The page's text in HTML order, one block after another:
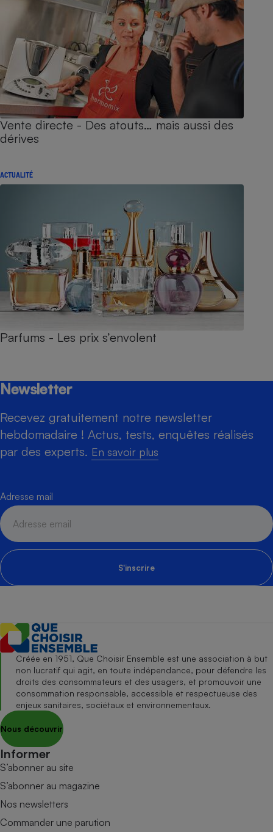
Vente directe - Des atouts… mais aussi des
dérives
ACTUALITÉ
Parfums - Les prix s’envolent
Newsletter
Recevez gratuitement notre newsletter
hebdomadaire ! Actus, tests, enquêtes réalisés
par des experts. En savoir plus
Adresse mail
S'inscrire
Créée en 1951, Que Choisir Ensemble est une association à but
non lucratif qui agit, en toute indépendance, pour défendre les
droits des consommateurs et des usagers, et promouvoir une
consommation responsable, accessible et respectueuse des
enjeux sanitaires, sociétaux et environnementaux.
Nous découvrir
Informer
S’abonner au site
S’abonner au magazine
Nos newsletters
Commander une parution